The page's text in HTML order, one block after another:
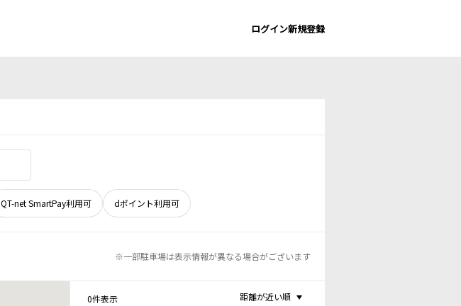
ログイン新規登録
QT-net SmartPay利用可 dポイント利用可
※一部駐車場は表示情報が異なる場合がございます
0件表示 距離が近い順